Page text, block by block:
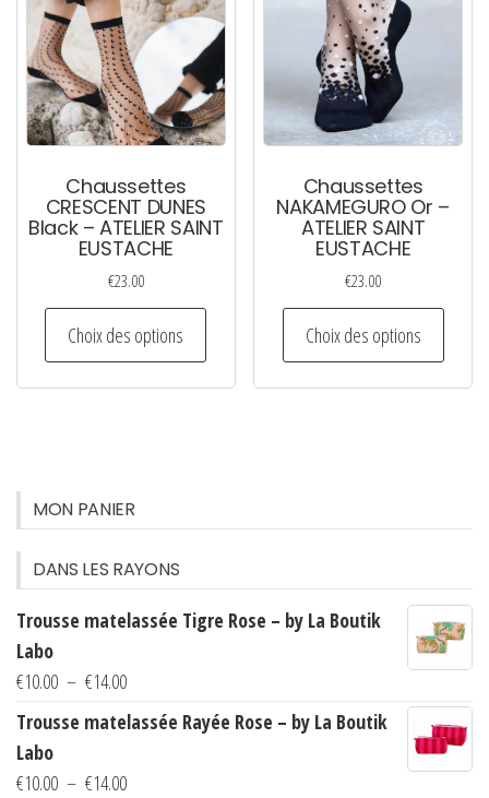
peuvent
être
choisies
sur
la
produit
sur
la
du
Chaussettes
CRESCENT DUNES
Black – ATELIER SAINT
EUSTACHE
€23.00
Choix des options
Ce
peuvent
choisies
sur
du
Chaussettes
NAKAMEGURO Or –
ATELIER SAINT
EUSTACHE
€23.00
Choix des options
Ce
sur
la
du
produit
MON PANIER
DANS LES RAYONS
Trousse matelassée Tigre Rose – by La Boutik
Labo
€10.00 – €14.00Plage
de
€10.00
Trousse matelassée Rayée Rose – by La Boutik
Labo
€10.00 – €14.00Plage